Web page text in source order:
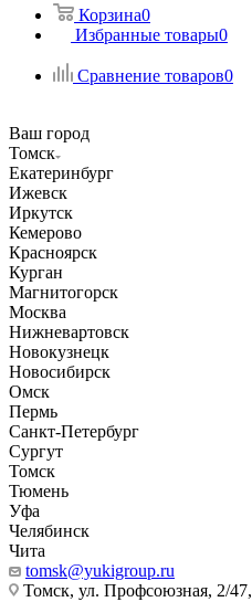
Корзина0
Избранные товары0
Сравнение товаров0
Ваш город
Томск
Екатеринбург
Ижевск
Иркутск
Кемерово
Красноярск
Курган
Магнитогорск
Москва
Нижневартовск
Новокузнецк
Новосибирск
Омск
Пермь
Санкт-Петербург
Сургут
Томск
Тюмень
Уфа
Челябинск
Чита
tomsk@yukigroup.ru
Томск, ул. Профсоюзная, 2/47,